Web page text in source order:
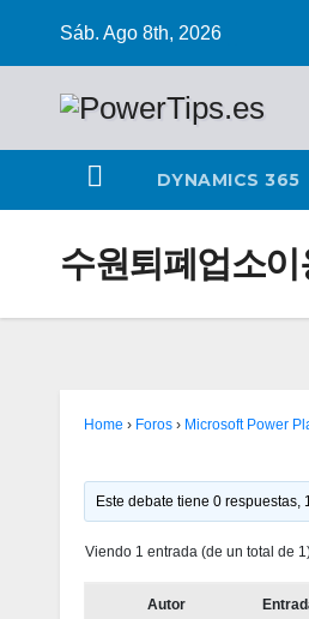
Sáb. Ago 8th, 2026
DYNAMICS 365
수원퇴폐업소
Home › Foros › Microsoft Power
Este debate tiene 0 respuestas,
Viendo 1 entrada (de un total de
Autor